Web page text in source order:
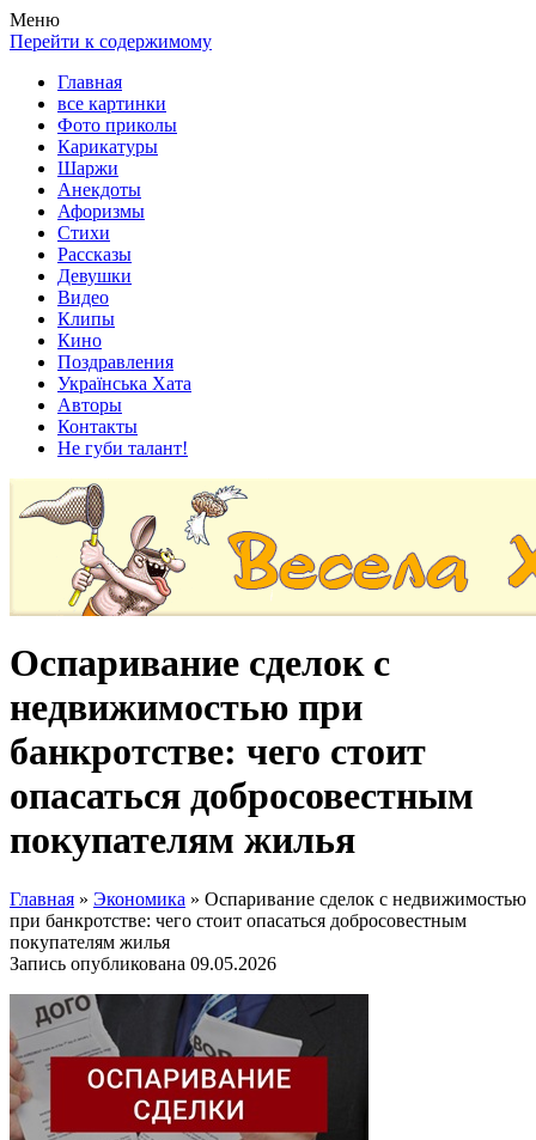
Весела хата — прикольные картинки, смешные истории,
клипы!
Покажем всем ваши фото приколы, карикатуры, шаржи, стихи,
рассказы, видео и песни!
Меню
Перейти к содержимому
Главная
все картинки
Фото приколы
Карикатуры
Шаржи
Анекдоты
Афоризмы
Стихи
Рассказы
Девушки
Видео
Клипы
Кино
Поздравления
Українська Хата
Авторы
Контакты
Не губи талант!
Оспаривание сделок с
недвижимостью при
банкротстве: чего стоит
опасаться добросовестным
покупателям жилья
Главная » Экономика » Оспаривание сделок с недвижимостью
при банкротстве: чего стоит опасаться добросовестным
покупателям жилья
Запись опубликована 09.05.2026